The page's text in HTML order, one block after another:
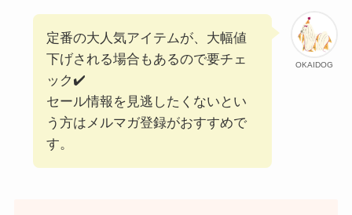
OKAIDOG
定番の大人気アイテムが、大幅値
下げされる場合もあるので要チェ
ック✔️
セール情報を見逃したくないとい
う方はメルマガ登録がおすすめで
す。